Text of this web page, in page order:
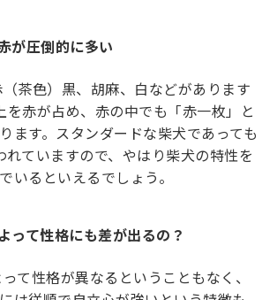
が圧倒的に多い
茶色）黒、胡麻、白などがあります
を赤が占め、赤の中でも「赤一枚」と
ます。スタンダードな柴犬であっても
れていますので、やはり柴犬の特性を
いるといえるでしょう。
って性格にも差が出るの？
て性格が異なるということもなく、